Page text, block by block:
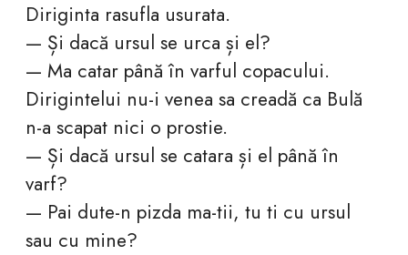
Diriginta rasufla usurata.
— Și dacă ursul se urca și el?
— Ma catar până în varful copacului.
Dirigintelui nu-i venea sa creadă ca Bulă
n-a scapat nici o prostie.
— Și dacă ursul se catara și el până în
varf?
— Pai dute-n pizda ma-tii, tu ti cu ursul
sau cu mine?